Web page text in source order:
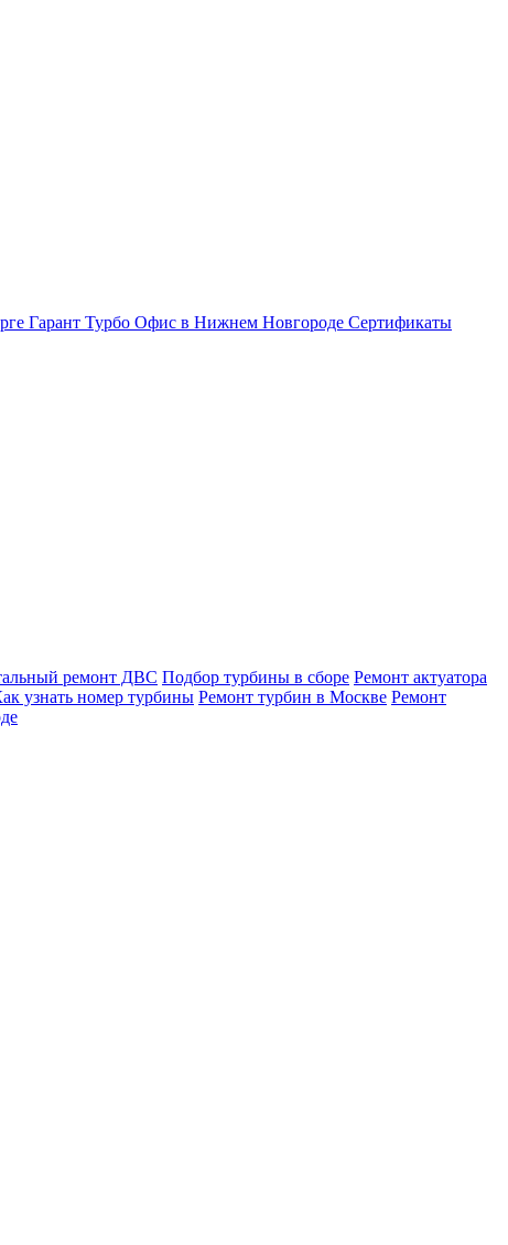
Гарант Турбо Офис в Нижнем Новгороде Сертификаты
ремонт ДВС Подбор турбины в сборе Ремонт актуатора
узнать номер турбины Ремонт турбин в Москве Ремонт